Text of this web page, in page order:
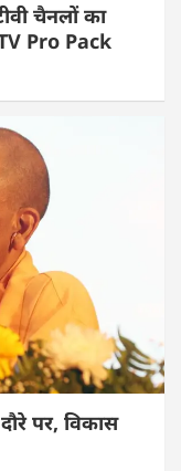
चैनलों का
Pro Pack
पर, विकास